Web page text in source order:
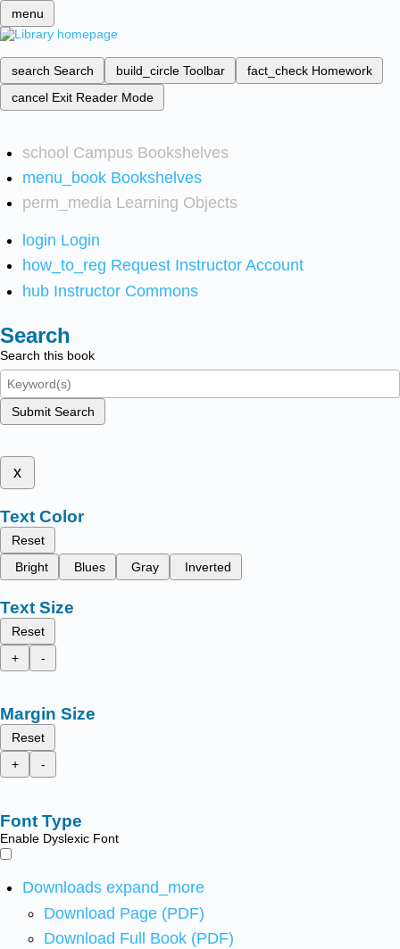
menu
search Search build_circle Toolbar fact_check Homework
cancel Exit Reader Mode
school Campus Bookshelves
menu_book Bookshelves
perm_media Learning Objects
login Login
how_to_reg Request Instructor Account
hub Instructor Commons
Search
Search this book
Submit Search
x
Text Color
Reset
Bright
Blues Gray Inverted
Text Size
Reset
+
-
Margin Size
Reset
+
-
Font Type
Enable Dyslexic Font
Downloads expand_more
Download Page (PDF)
Download Full Book (PDF)